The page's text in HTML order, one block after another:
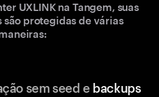
UXLINK na Tangem, suas
são protegidas de várias
sem seed e backups